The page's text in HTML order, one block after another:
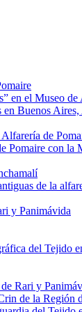
en el Museo
Buenos
de
Pomaire con la
de la
y Panimávida
del Tejido
Rari y
de la Región